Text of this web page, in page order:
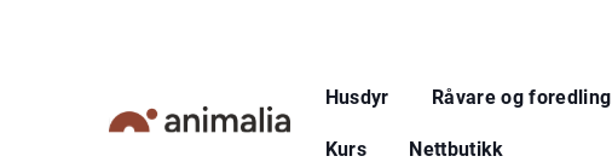
Husdyr Råvare og foredling
Kurs Nettbutikk